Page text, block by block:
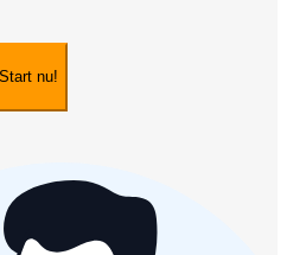
Start nu!